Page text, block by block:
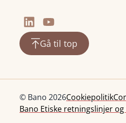
Gå til top
© Bano 2026Cookiepolitik
Bano Etiske retningslinjer